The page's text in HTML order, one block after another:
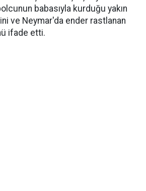
babasıyla kurduğu yakın
ve Neymar'da ender rastlanan
ifade etti.